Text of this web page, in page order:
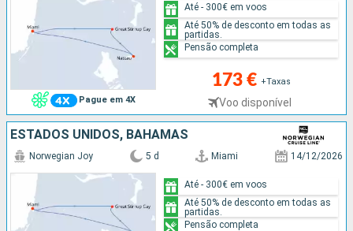
Pague em 4X
173 € +Taxas
Voo disponível
Até - 300€ em voos
Até 50% de desconto em todas as
partidas.
Pensão completa
ESTADOS UNIDOS, BAHAMAS
Norwegian Joy 5 d Miami 14/12/2026
Até - 300€ em voos
Até 50% de desconto em todas as
partidas.
Pensão completa